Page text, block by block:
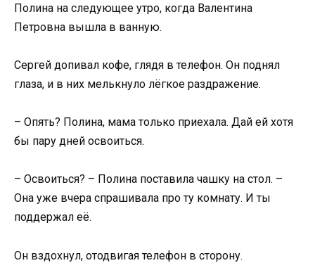
Полина на следующее утро, когда Валентина
Петровна вышла в ванную.
Сергей допивал кофе, глядя в телефон. Он поднял
глаза, и в них мелькнуло лёгкое раздражение.
– Опять? Полина, мама только приехала. Дай ей хотя
бы пару дней освоиться.
– Освоиться? – Полина поставила чашку на стол. –
Она уже вчера спрашивала про ту комнату. И ты
поддержал её.
Он вздохнул, отодвигая телефон в сторону.